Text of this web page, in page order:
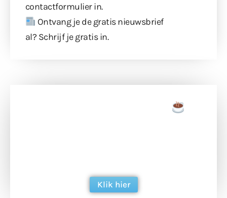
contactformulierin.
Ontvang je de gratis nieuwsbrief
al? Schrijf je gratis in.
Klik hier